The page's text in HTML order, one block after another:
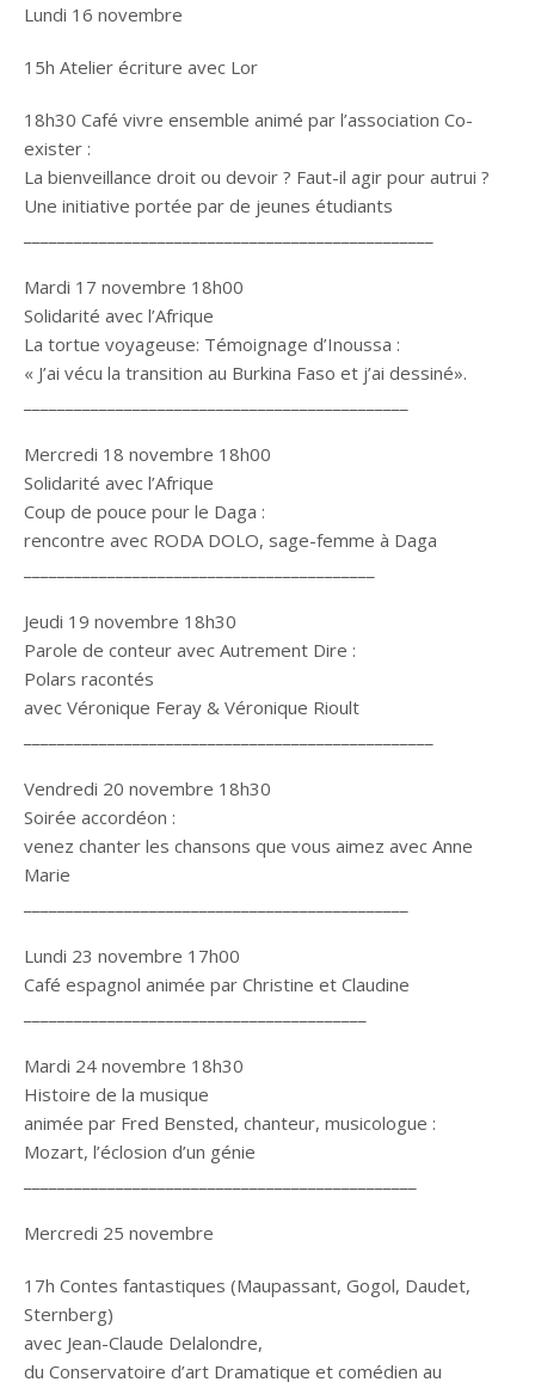
Lundi 16 novembre
15h Atelier écriture avec Lor
18h30 Café vivre ensemble animé par l’association Co-
exister :
La bienveillance droit ou devoir ? Faut-il agir pour autrui ?
Une initiative portée par de jeunes étudiants
Mardi 17 novembre 18h00
Solidarité avec l’Afrique
La tortue voyageuse: Témoignage d’Inoussa :
« J’ai vécu la transition au Burkina Faso et j’ai dessiné».
Mercredi 18 novembre 18h00
Solidarité avec l’Afrique
Coup de pouce pour le Daga :
rencontre avec RODA DOLO, sage-femme à Daga
Jeudi 19 novembre 18h30
Parole de conteur avec Autrement Dire :
Polars racontés
avec Véronique Feray & Véronique Rioult
Vendredi 20 novembre 18h30
Soirée accordéon :
venez chanter les chansons que vous aimez avec Anne
Marie
Lundi 23 novembre 17h00
Café espagnol animée par Christine et Claudine
Mardi 24 novembre 18h30
Histoire de la musique
animée par Fred Bensted, chanteur, musicologue :
Mozart, l’éclosion d’un génie
Mercredi 25 novembre
17h Contes fantastiques (Maupassant, Gogol, Daudet,
Sternberg)
avec Jean-Claude Delalondre,
du Conservatoire d’art Dramatique et comédien au